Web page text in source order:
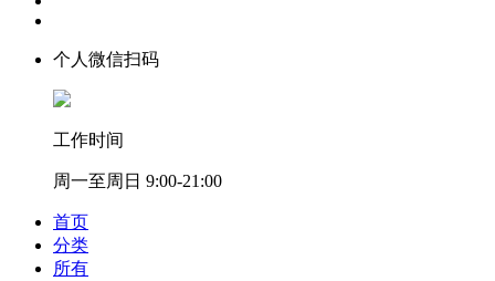
个人微信扫码
工作时间
周一至周日 9:00-21:00
首页
分类
所有